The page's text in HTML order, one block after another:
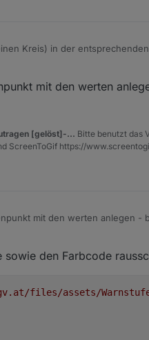
Kreis) in der
mit den werten
[gelöst]-... Bitte benutzt das
ScreenToGif https://
mit den werten anlegen -
den Farbcode
files/assets/